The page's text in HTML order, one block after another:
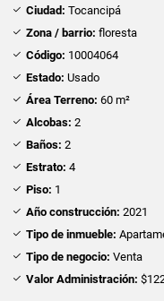
Ciudad: Tocancipá
Zona / barrio: floresta
Código: 10004064
Estado: Usado
Área Terreno: 60 m²
Alcobas: 2
Baños: 2
Estrato: 4
Piso: 1
Año construcción: 2021
Tipo de inmueble:
Tipo de negocio: Venta
Valor Administración: